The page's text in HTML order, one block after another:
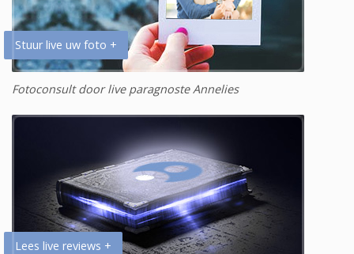
Stuur live uw foto +
Fotoconsult door live paragnoste Annelies
Lees live reviews +